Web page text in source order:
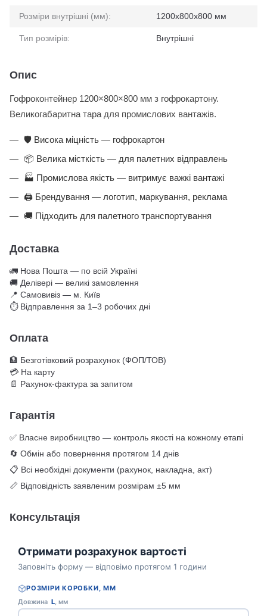
Розміри внутрішні (мм): 1200x800x800 мм
Тип розмірів: Внутрішні
Опис
Гофроконтейнер 1200×800×800 мм з гофрокартону.
Великогабаритна тара для промислових вантажів.
🛡️ Висока міцність — гофрокартон
📦 Велика місткість — для палетних відправлень
🏭 Промислова якість — витримує важкі вантажі
🖨️ Брендування — логотип, маркування, реклама
🚚 Підходить для палетного транспортування
Доставка
🚛 Нова Пошта — по всій Україні
🚚 Делівері — великі замовлення
📍 Самовивіз — м. Київ
⏱ Відправлення за 1–3 робочих дні
Оплата
🏦 Безготівковий розрахунок (ФОП/ТОВ)
💳 На карту
📄 Рахунок-фактура за запитом
Гарантія
✅ Власне виробництво — контроль якості на кожному етапі
🔄 Обмін або повернення протягом 14 днів
📋 Всі необхідні документи (рахунок, накладна, акт)
📏 Відповідність заявленим розмірам ±5 мм
Консультація
Отримати розрахунок вартості
Заповніть форму — відповімо протягом 1 години
РОЗМІРИ КОРОБКИ, ММ
Довжина L, мм